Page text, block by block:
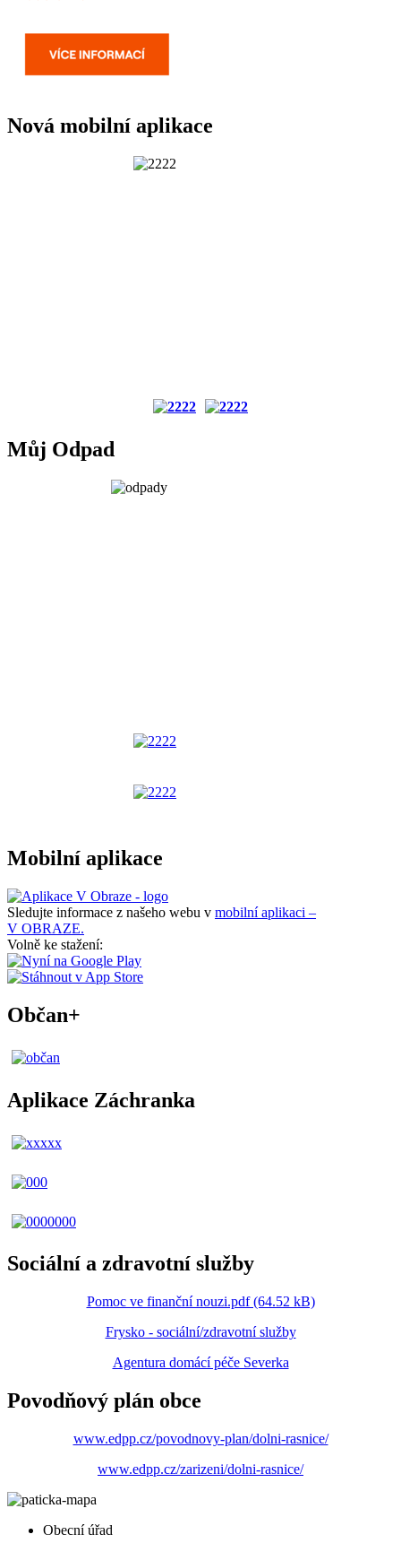
Nová mobilní aplikace
Můj Odpad
Mobilní aplikace
Sledujte informace z našeho webu v mobilní aplikaci –
V OBRAZE.
Volně ke stažení:
Občan+
Aplikace Záchranka
Sociální a zdravotní služby
Pomoc ve finanční nouzi.pdf (64.52 kB)
Frysko - sociální/zdravotní služby
Agentura domácí péče Severka
Povodňový plán obce
www.edpp.cz/povodnovy-plan/dolni-rasnice/
www.edpp.cz/zarizeni/dolni-rasnice/
Obecní úřad